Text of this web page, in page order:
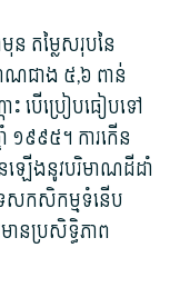
តម្លៃ​សរុប​នៃ​
ណ​ជាង ៥,៦ ពាន់​
ះ បើ​ប្រៀបធៀប​ទៅ​
១៩៩៥។ ការ​កើន
ឡើង​នូវ​បរិមាណ​ដី​ដាំ
េស​កសិកម្ម​ទំនើប
ន​ប្រសិទ្ធិ​ភាព​